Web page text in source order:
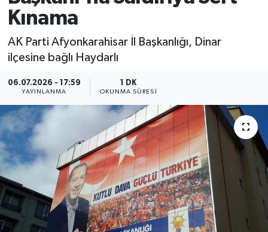
Kınama
AK Parti Afyonkarahisar İl Başkanlığı, Dinar
ilçesine bağlı Haydarlı
06.07.2026 - 17:59
YAYINLANMA
1 DK
OKUNMA SÜRESI
Tüm Manşetler
Son Dakika Haberleri
Haber Arşivi